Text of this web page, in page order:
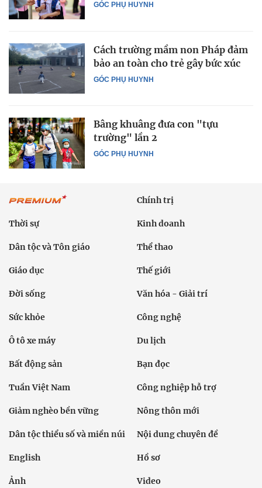
GÓC PHỤ HUYNH
GÓC PHỤ HUYNH
Cách trường mầm non Pháp đảm
bảo an toàn cho trẻ gây bức xúc
GÓC PHỤ HUYNH
Bâng khuâng đưa con "tựu
trường" lần 2
Chính trị
Thời sự Kinh doanh
Dân tộc và Tôn giáo Thể thao
Giáo dục Thế giới
Đời sống Văn hóa - Giải trí
Sức khỏe Công nghệ
Ô tô xe máy Du lịch
Bất động sản Bạn đọc
Tuần Việt Nam Công nghiệp hỗ trợ
Giảm nghèo bền vững Nông thôn mới
Dân tộc thiểu số và miền núi Nội dung chuyên đề
English Hồ sơ
Ảnh Video